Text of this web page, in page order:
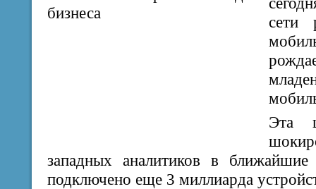
сети
Эта
западных аналитиков в
подключено еще 3 миллиарда